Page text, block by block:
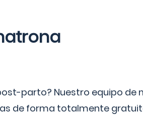
parto? Nuestro equipo de
de forma totalmente